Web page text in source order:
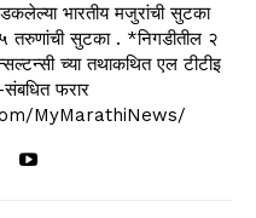
भारतीय मजुरांची सुटका
५ तरुणांची सुटका . *निगडीतील २
च्या तथाकथित एल टीटीइ
संबधित फरार
MyMarathiNews/